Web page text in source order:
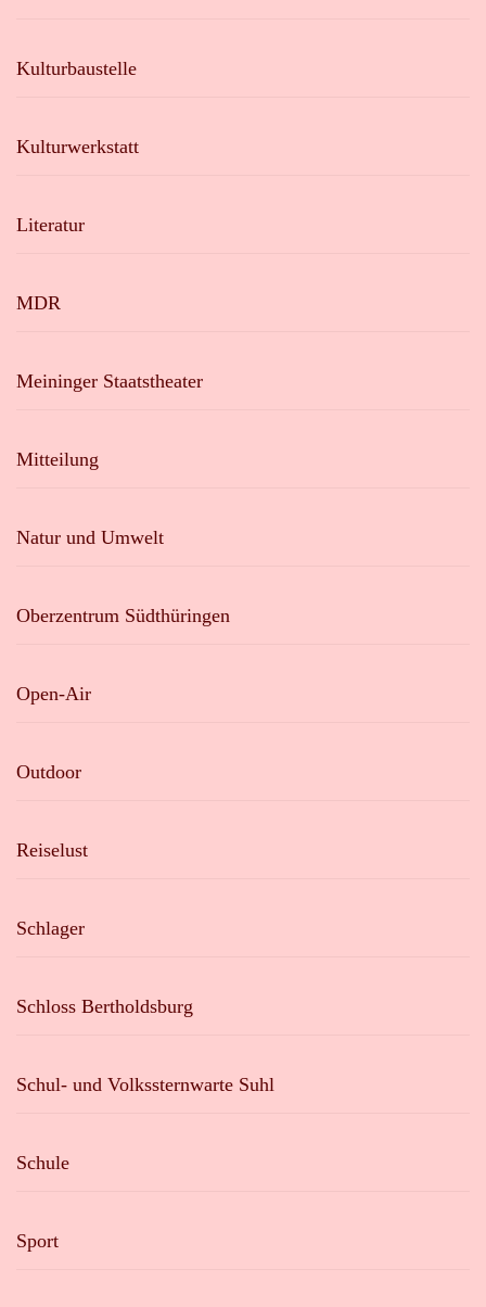
Kulturbaustelle
Kulturwerkstatt
Literatur
MDR
Meininger Staatstheater
Mitteilung
Natur und Umwelt
Oberzentrum Südthüringen
Open-Air
Outdoor
Reiselust
Schlager
Schloss Bertholdsburg
Schul- und Volkssternwarte Suhl
Schule
Sport